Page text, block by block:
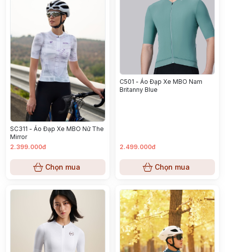
SC311 - Áo Đạp Xe MBO Nữ The
Mirror
2.399.000đ
Chọn mua
C501 - Áo Đạp Xe MBO Nam
Britanny Blue
2.499.000đ
Chọn mua